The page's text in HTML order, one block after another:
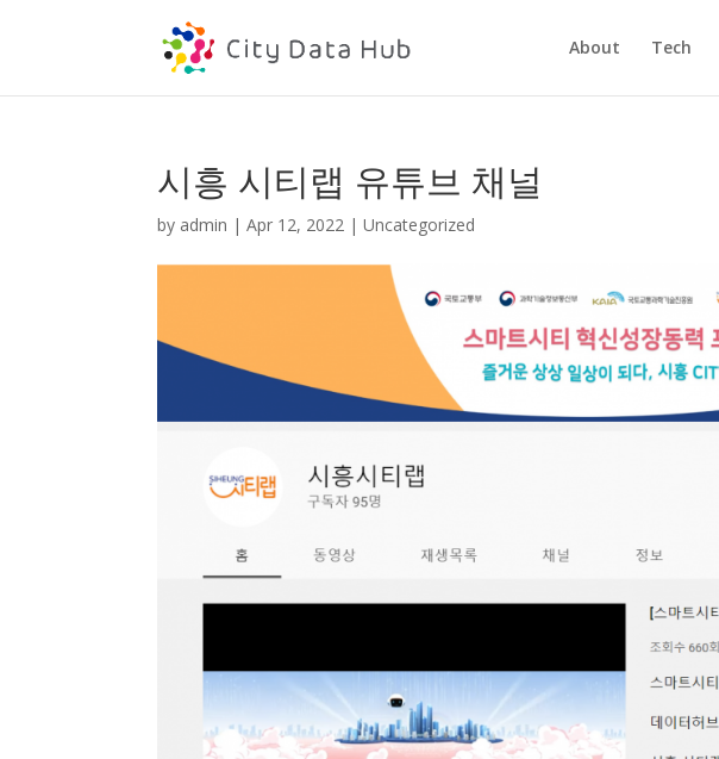
About Tech
시흥 시티랩 유튜브 채널
by admin | Apr 12, 2022 | Uncategorized